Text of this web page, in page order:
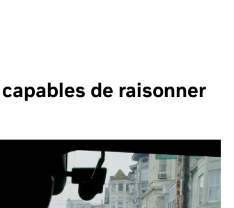
de raisonner